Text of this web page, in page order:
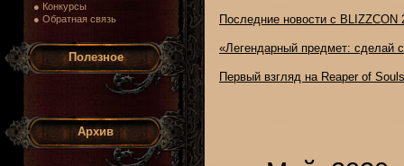
● Конкурсы
● Обратная связь
Полезное
Архив
Последние новости с BLIZZCON
«Легендарный предмет: сделай
Первый взгляд на Reaper of